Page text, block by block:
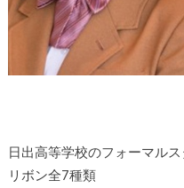
日出高等学校のフォーマルス
リボン全7種類